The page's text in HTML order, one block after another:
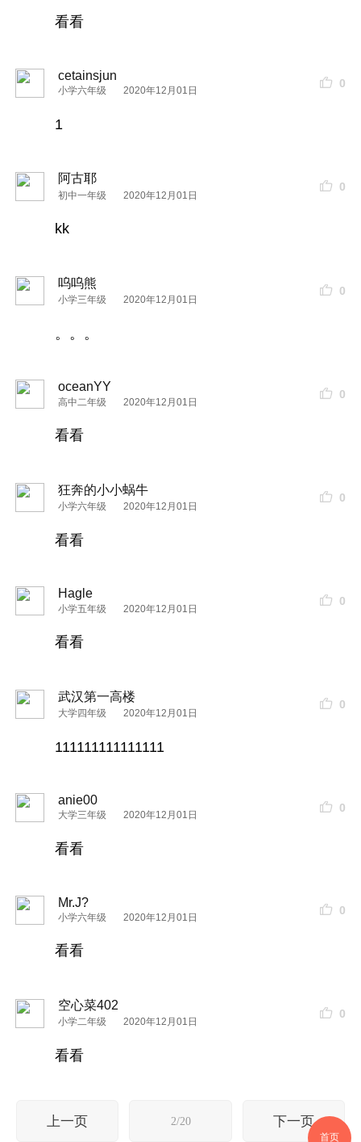
看看
cetainsjun
小学六年级 2020年12月01日
0
1
阿古耶
初中一年级 2020年12月01日
0
kk
呜呜熊
小学三年级 2020年12月01日
0
。。。
oceanYY
高中二年级 2020年12月01日
0
看看
狂奔的小小蜗牛
小学六年级 2020年12月01日
0
看看
Hagle
小学五年级 2020年12月01日
0
看看
武汉第一高楼
大学四年级 2020年12月01日
0
111111111111111
anie00
大学三年级 2020年12月01日
0
看看
Mr.J?
小学六年级 2020年12月01日
0
看看
空心菜402
小学二年级 2020年12月01日
0
看看
上一页 2/20 下一页
首页